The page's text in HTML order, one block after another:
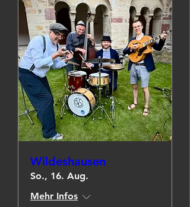
Wildeshausen
So., 16. Aug.
Mehr Infos